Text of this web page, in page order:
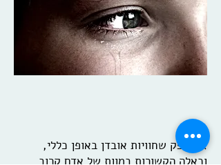
אין ספק שחוויות אובדן באופן כללי,
וכאלה הקשורות במוות של אדם קרוב